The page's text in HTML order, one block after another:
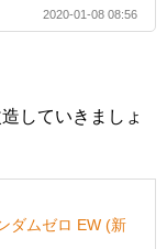
2020-01-08 08:56
していきましょ
ダムゼロ EW (新